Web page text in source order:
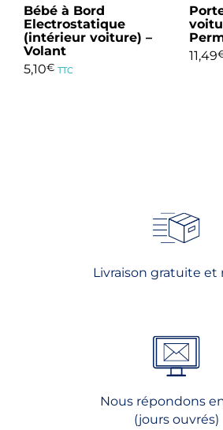
page
du
produit
la
page
du
produit
Bébé à Bord
Electrostatique
(intérieur voiture) –
Volant
5,10€ TTC
11,49
être
choisies
la
produit
Livraison gratuite et
Nous répondons
(jours ouvrés)